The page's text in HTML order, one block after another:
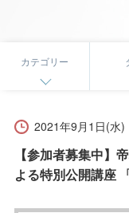
保護者の方へ
カテゴリー
2021年9月1日(水)
【参加者募集中】
よる特別公開講座